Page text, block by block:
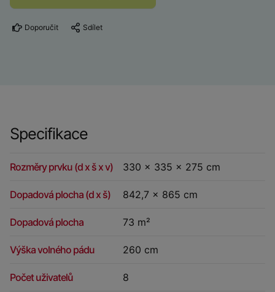
Doporučit Sdílet
Specifikace
Rozměry prvku (d x š x v) 330 x 335 x 275 cm
Dopadová plocha (d x š) 842,7 x 865 cm
Dopadová plocha 73 m²
Výška volného pádu 260 cm
Počet uživatelů 8